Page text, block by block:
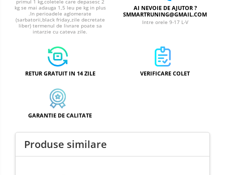
primul 1 kg,coletele care depasesc 2
kg se mai adauga 1,5 leu pe kg in plus
.In perioadele aglomerate
(sarbatorii,black friday,zile decretate
liber) termenul de livrare poate sa
intarzie cu cateva zile.
AI NEVOIE DE AJUTOR ?
SMMARTRUNING@GMAIL.COM
Intre orele 9-17 L-V
RETUR GRATUIT IN 14 ZILE VERIFICARE COLET
GARANTIE DE CALITATE
Produse similare